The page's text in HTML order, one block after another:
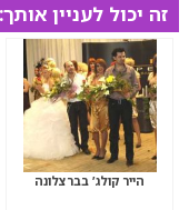
זה יכול לעניין אותך:
הייר קולג’ בברצלונה